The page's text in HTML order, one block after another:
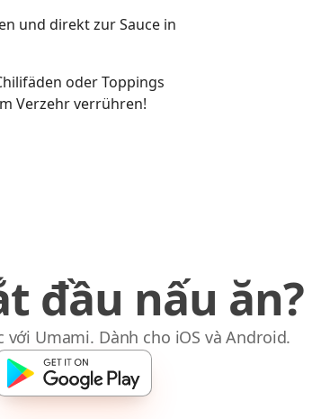
und direkt zur Sauce in
oder Toppings
Verzehr verrühren!
đầu nấu ăn?
Umami. Dành cho iOS và Android.